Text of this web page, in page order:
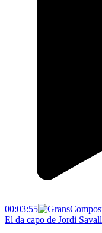
00:03:55
El da capo de Jordi Savall